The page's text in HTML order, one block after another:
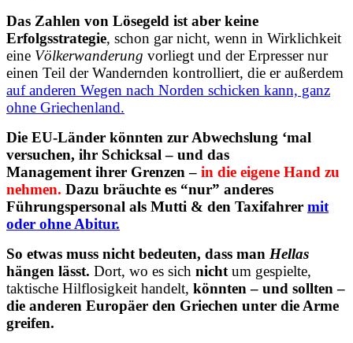
Das Zahlen von Lösegeld ist aber keine
Erfolgsstrategie, schon gar nicht, wenn in Wirklichkeit
eine Völkerwanderung vorliegt und der Erpresser nur
einen Teil der Wandernden kontrolliert, die er außerdem
auf anderen Wegen nach Norden schicken kann, ganz
ohne Griechenland.
Die EU-Länder könnten zur Abwechslung ‘mal
versuchen, ihr Schicksal – und das
Management ihrer Grenzen – in die eigene Hand zu
nehmen. Dazu bräuchte es “nur” anderes
Führungspersonal als Mutti & den Taxifahrer mit
oder ohne Abitur.
So etwas muss nicht bedeuten, dass man Hellas
hängen lässt. Dort, wo es sich nicht um gespielte,
taktische Hilflosigkeit handelt, könnten – und sollten –
die anderen Europäer den Griechen unter die Arme
greifen.